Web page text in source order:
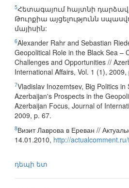
5Հետագայում հայտնի
Թուրքիա այցելությունն
մայիսին:
6Alexander Rahr and Sebastian
Geopolitical Role in the Black Sea –
Challenges and Opportunities //
International Affairs, Vol. 1 (1), 2009,
7Vladislav Inozemtsev, Big Politics
Azerbaijan's Prospects in the
Azerbaijan Focus, Journal of
2009, p. 67.
8Визит Лаврова в Ереван //
14.01.2010, http://
դեպի ետ